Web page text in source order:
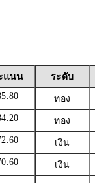
แนน ระดับ
ทอง
ทอง
เงิน
เงิน